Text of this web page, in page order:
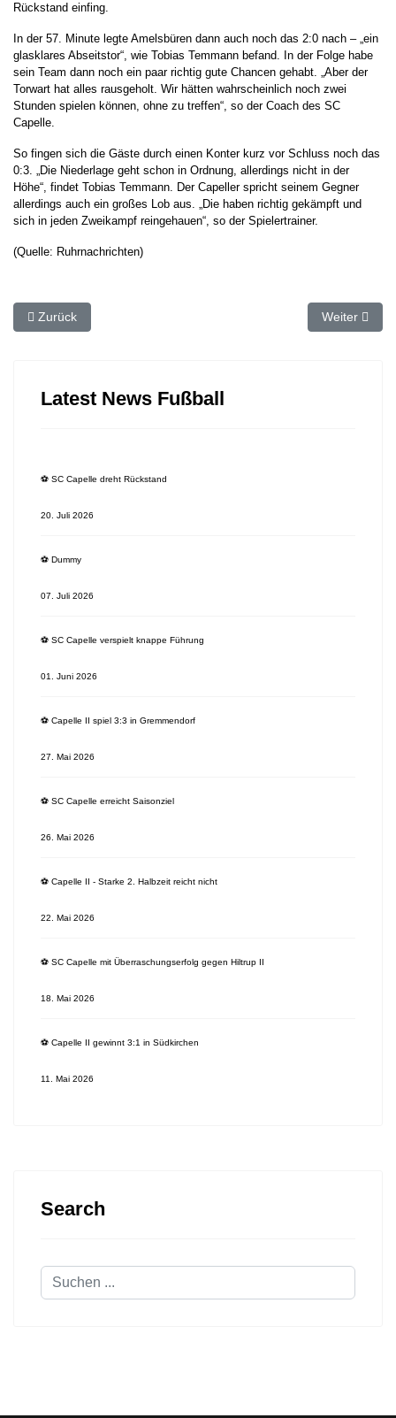
Rückstand einfing.
In der 57. Minute legte Amelsbüren dann auch noch das 2:0 nach – „ein
glasklares Abseitstor“, wie Tobias Temmann befand. In der Folge habe
sein Team dann noch ein paar richtig gute Chancen gehabt. „Aber der
Torwart hat alles rausgeholt. Wir hätten wahrscheinlich noch zwei
Stunden spielen können, ohne zu treffen“, so der Coach des SC
Capelle.
So fingen sich die Gäste durch einen Konter kurz vor Schluss noch das
0:3. „Die Niederlage geht schon in Ordnung, allerdings nicht in der
Höhe“, findet Tobias Temmann. Der Capeller spricht seinem Gegner
allerdings auch ein großes Lob aus. „Die haben richtig gekämpft und
sich in jeden Zweikampf reingehauen“, so der Spielertrainer.
(Quelle: Ruhrnachrichten)
Vorheriger Beitrag: ⚽️ SCC kassiert späten Ausgleich
Zurück Nächster
Weiter
Latest News Fußball
⚽️ SC Capelle dreht Rückstand
20. Juli 2026
⚽️ Dummy
07. Juli 2026
⚽️ SC Capelle verspielt knappe Führung
01. Juni 2026
⚽️ Capelle II spiel 3:3 in Gremmendorf
27. Mai 2026
⚽️ SC Capelle erreicht Saisonziel
26. Mai 2026
⚽️ Capelle II - Starke 2. Halbzeit reicht nicht
22. Mai 2026
⚽️ SC Capelle mit Überraschungserfolg gegen Hiltrup II
18. Mai 2026
⚽️ Capelle II gewinnt 3:1 in Südkirchen
11. Mai 2026
Search
Suchen